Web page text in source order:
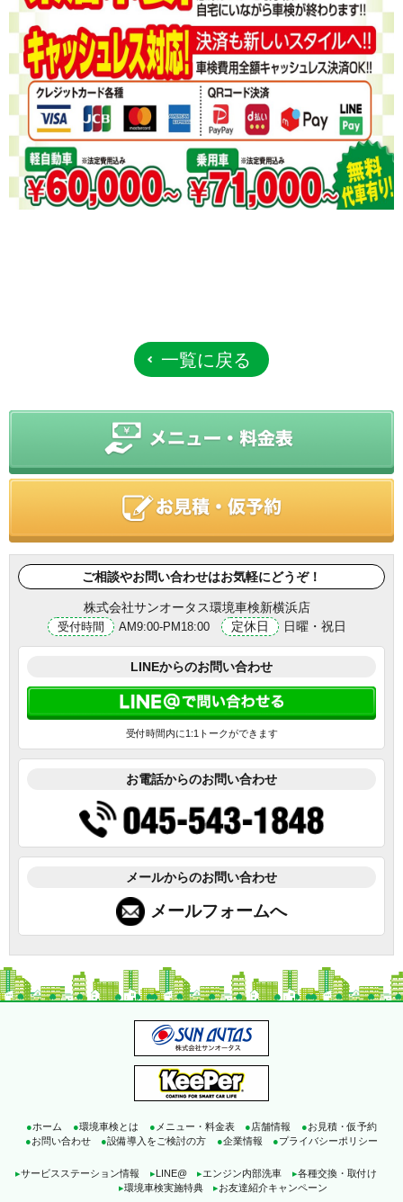
一覧に戻る
ご相談やお問い合わせはお気軽にどうぞ！
株式会社サンオータス環境車検新横浜店
受付時間 AM9:00-PM18:00 定休日 日曜・祝日
LINEからのお問い合わせ
受付時間内に1:1トークができます
お電話からのお問い合わせ
メールからのお問い合わせ
メールフォームへ
●ホーム ●環境車検とは ● メニュー・料金表 ●店舗情報 ●お見積・仮予約
●お問い合わせ ●設備導入をご検討の方 ●企業情報 ●プライバシーポリシー
▸サービスステーション情報 ▸LINE@ ▸エンジン内部洗車 ▸各種交換・取付け
▸環境車検実施特典 ▸お友達紹介キャンペーン